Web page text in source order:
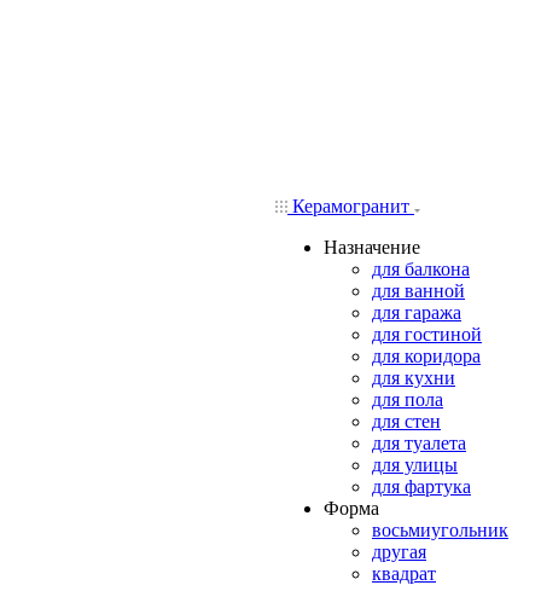
Керамогранит
Назначение
для балкона
для ванной
для гаража
для гостиной
для коридора
для кухни
для пола
для стен
для туалета
для улицы
для фартука
Форма
восьмиугольник
другая
квадрат